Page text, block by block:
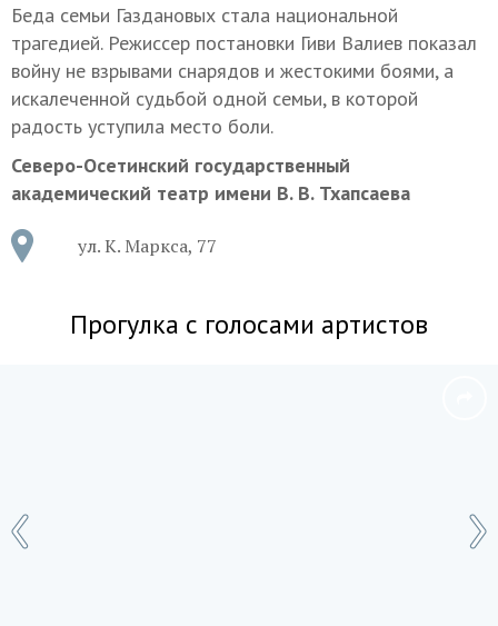
Беда семьи Газдановых стала национальной
трагедией. Режиссер постановки Гиви Валиев показал
войну не взрывами снарядов и жестокими боями, а
искалеченной судьбой одной семьи, в которой
радость уступила место боли.
Северо-Осетинский государственный
академический театр имени В. В. Тхапсаева
ул. К. Маркса, 77
Прогулка с голосами артистов